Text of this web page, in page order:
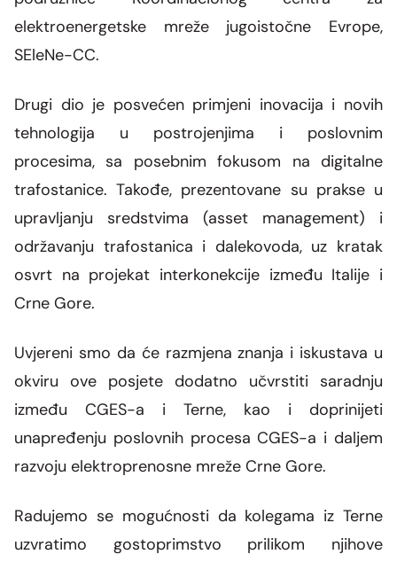
elektroenergetske mreže jugoistočne Evrope,
SEleNe-CC.
Drugi dio je posvećen primjeni inovacija i novih
tehnologija u postrojenjima i poslovnim
procesima, sa posebnim fokusom na digitalne
trafostanice. Takođe, prezentovane su prakse u
upravljanju sredstvima (asset management) i
održavanju trafostanica i dalekovoda, uz kratak
osvrt na projekat interkonekcije između Italije i
Crne Gore.
Uvjereni smo da će razmjena znanja i iskustava u
okviru ove posjete dodatno učvrstiti saradnju
između CGES-a i Terne, kao i doprinijeti
unapređenju poslovnih procesa CGES-a i daljem
razvoju elektroprenosne mreže Crne Gore.
Radujemo se mogućnosti da kolegama iz Terne
uzvratimo gostoprimstvo prilikom njihove